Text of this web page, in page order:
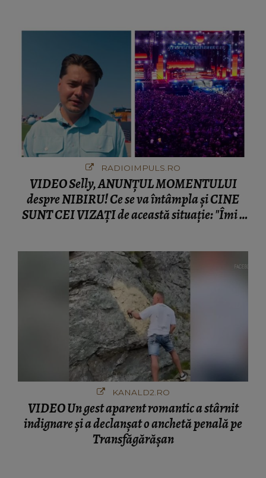
RADIOIMPULS.RO
VIDEO Selly, ANUNȚUL MOMENTULUI
despre NIBIRU! Ce se va întâmpla și CINE
SUNT CEI VIZAȚI de această situație: "Îmi e
KANALD2.RO
VIDEO Un gest aparent romantic a stârnit
indignare și a declanșat o anchetă penală pe
Transfăgărășan